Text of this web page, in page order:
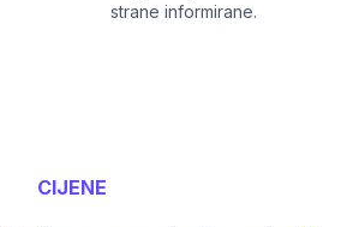
strane informirane.
CIJENE